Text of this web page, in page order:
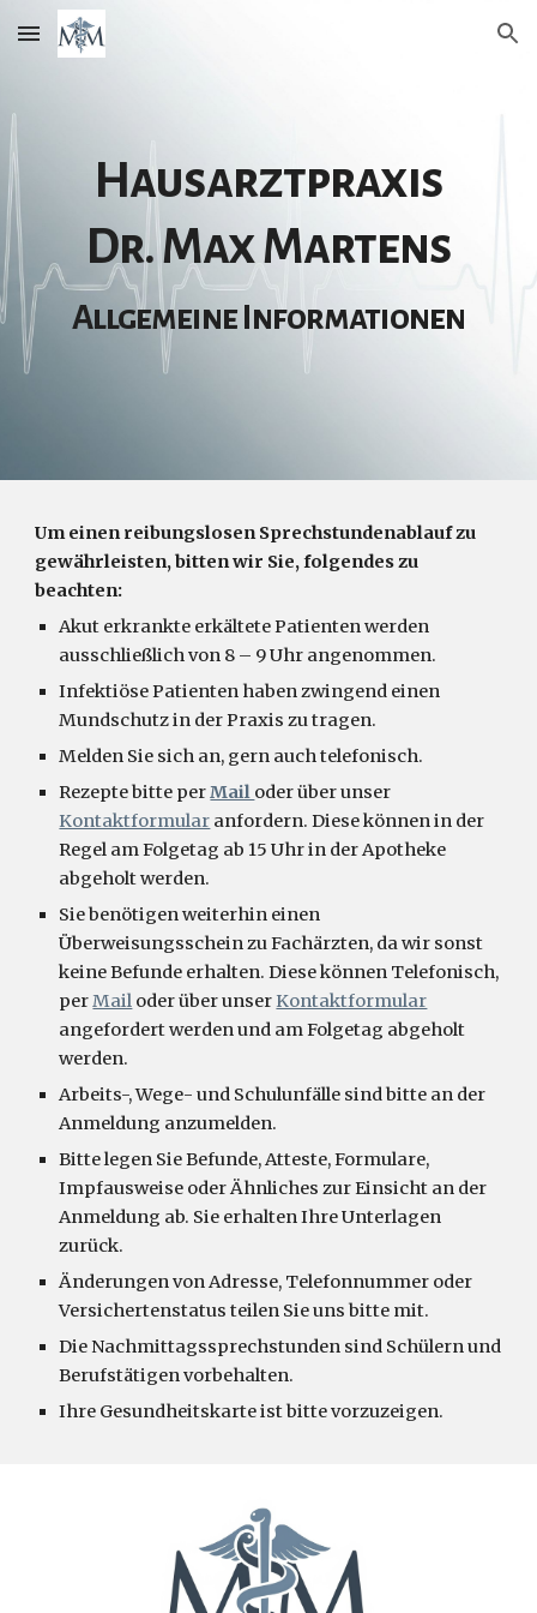
Skip to main content Skip to navigation
Hausarztpraxis
Dr. Max Martens
Allgemeine Informationen
Um einen reibungslosen Sprechstundenablauf zu
gewährleisten, bitten wir Sie, folgendes zu
beachten:
Akut erkrankte erkältete Patienten werden
ausschließlich von 8 – 9 Uhr angenommen.
Infektiöse Patienten haben zwingend einen
Mundschutz in der Praxis zu tragen.
Melden Sie sich an, gern auch telefonisch.
Rezepte bitte perMail oder über unser
Kontaktformular anfordern. Diese können in der
Regel am Folgetag ab 15 Uhr in der Apotheke
abgeholt werden.
Sie benötigen weiterhin einen
Überweisungsschein zu Fachärzten, da wir sonst
keine Befunde erhalten. Diese können Telefonisch,
perMail oder über unser Kontaktformular
angefordert werden und am Folgetag abgeholt
werden.
Arbeits-, Wege- und Schulunfälle sind bitte an der
Anmeldung anzumelden.
Bitte legen Sie Befunde, Atteste, Formulare,
Impfausweise oder Ähnliches zur Einsicht an der
Anmeldung ab. Sie erhalten Ihre Unterlagen
zurück.
Änderungen von Adresse, Telefonnummer oder
Versichertenstatus teilen Sie uns bitte mit.
Die Nachmittagssprechstunden sind Schülern und
Berufstätigen vorbehalten.
Ihre Gesundheitskarte ist bitte vorzuzeigen.